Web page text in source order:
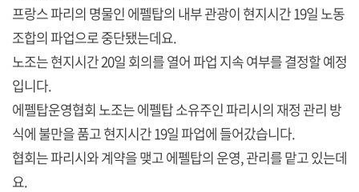
프랑스 파리의 명물인 에펠탑의 내부 관광이 현지시간 19일 노동
조합의 파업으로 중단됐는데요.
노조는 현지시간 20일 회의를 열어 파업 지속 여부를 결정할 예정
입니다.
에펠탑운영협회 노조는 에펠탑 소유주인 파리시의 재정 관리 방
식에 불만을 품고 현지시간 19일 파업에 들어갔습니다.
협회는 파리시와 계약을 맺고 에펠탑의 운영, 관리를 맡고 있는데
요.